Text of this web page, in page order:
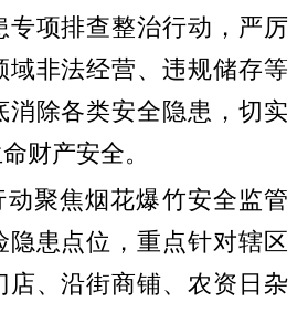
专项排查整治行动，严厉
域非法经营、违规储存等
消除各类安全隐患，切实
财产安全。
动聚焦烟花爆竹安全监管
隐患点位，重点针对辖区
店、沿街商铺、农资日杂